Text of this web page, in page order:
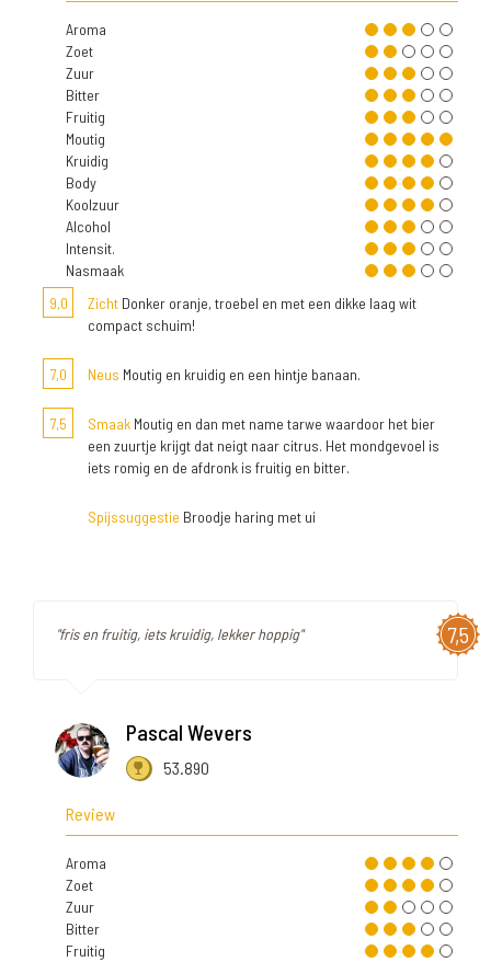
Aroma
Zoet
Zuur
Bitter
Fruitig
Moutig
Kruidig
Body
Koolzuur
Alcohol
Intensit.
Nasmaak
9,0
Zicht Donker oranje, troebel en met een dikke laag wit
compact schuim!
7,0 Neus Moutig en kruidig en een hintje banaan.
7,5 Smaak Moutig en dan met name tarwe waardoor het bier
een zuurtje krijgt dat neigt naar citrus. Het mondgevoel is
iets romig en de afdronk is fruitig en bitter.
Spijssuggestie Broodje haring met ui
7,5
"fris en fruitig, iets kruidig, lekker hoppig"
Pascal Wevers
53.890
Review
Aroma
Zoet
Zuur
Bitter
Fruitig